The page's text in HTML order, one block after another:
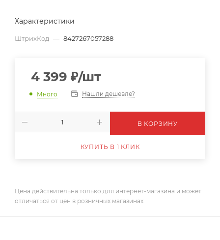
Характеристики
ШтрихКод — 8427267057288
4 399 ₽/шт
Много Нашли дешевле?
В КОРЗИНУ
КУПИТЬ В 1 КЛИК
Цена действительна только для интернет-магазина и может
отличаться от цен в розничных магазинах